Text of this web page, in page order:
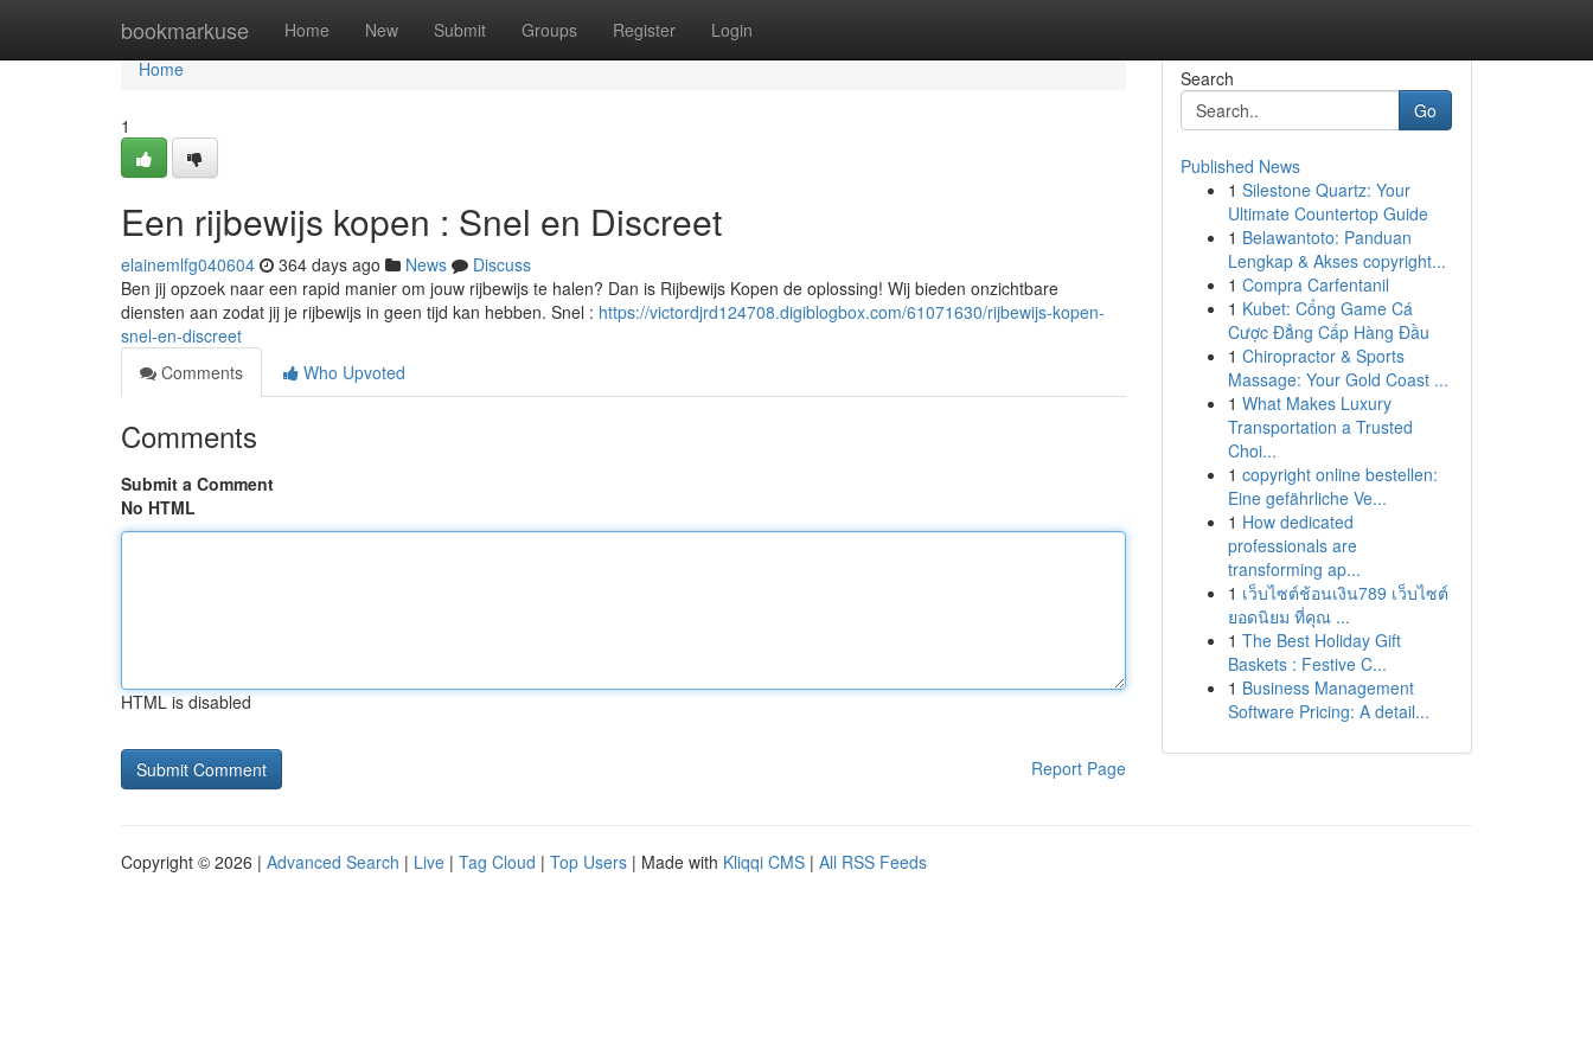
bookmarkuse Home New Submit Groups Register Login
Home
Home
1
Een rijbewijs kopen : Snel en Discreet
elainemlfg040604 364 days ago News
Discuss
Ben jij opzoek naar een rapid manier om jouw rijbewijs te halen? Dan is Rijbewijs Kopen de oplossing! Wij bieden onzichtbare
diensten aan zodat jij je rijbewijs in geen tijd kan hebben. Snel : https://victordjrd124708.digiblogbox.com/61071630/rijbewijs-kopen-
snel-en-discreet
Comments
Who Upvoted
Comments
Submit a Comment
No HTML
HTML is disabled
Report Page
Search
Go
Published News
1 Silestone Quartz: Your
Ultimate Countertop Guide
1 Belawantoto: Panduan
Lengkap & Akses copyright...
1 Compra Carfentanil
1 Kubet: Cổng Game Cá
Cược Đẳng Cấp Hàng Đầu
1 Chiropractor & Sports
Massage: Your Gold Coast ...
1 What Makes Luxury
Transportation a Trusted
Choi...
1 copyright online bestellen:
Eine gefährliche Ve...
1 How dedicated
professionals are
transforming ap...
1 เว็บไซต์ช้อนเงิน789 เว็บไซต์
ยอดนิยม ที่คุณ ...
1 The Best Holiday Gift
Baskets : Festive C...
1 Business Management
Software Pricing: A detail...
Copyright © 2026 | Advanced Search | Live | Tag Cloud | Top Users | Made with Kliqqi CMS | All RSS Feeds